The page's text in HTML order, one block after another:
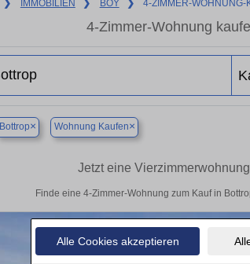
Alle Cookies akzeptieren
❯ IMMOBILIEN ❯ BOY ❯ 4-ZIMMER-WOHNUNG-
4-Zimmer-Wohnung
Bottrop× Wohnung Kaufen×
Jetzt eine
Finde eine 4-Zimmer-Wohnung zum Kauf in